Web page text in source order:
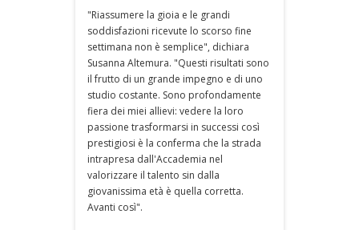
"Riassumere la gioia e le grandi
soddisfazioni ricevute lo scorso fine
settimana non è semplice", dichiara
Susanna Altemura. "Questi risultati sono
il frutto di un grande impegno e di uno
studio costante. Sono profondamente
fiera dei miei allievi: vedere la loro
passione trasformarsi in successi così
prestigiosi è la conferma che la strada
intrapresa dall'Accademia nel
valorizzare il talento sin dalla
giovanissima età è quella corretta.
Avanti così".